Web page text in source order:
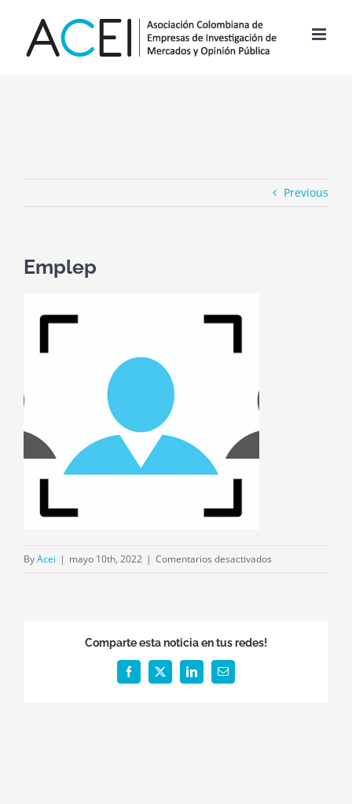
content
Previous
Emplep
ByAcei | mayo 10th, 2022 | Comentarios desactivados
Comparte esta noticia en tus redes!
Facebook
X LinkedInEmail